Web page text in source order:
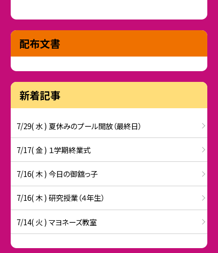
配布文書
新着記事
7/29( 水 ) 夏休みのプール開放（最終日）
7/17( 金 ) １学期終業式
7/16( 木 ) 今日の御舘っ子
7/16( 木 ) 研究授業（４年生）
7/14( 火 ) マヨネーズ教室